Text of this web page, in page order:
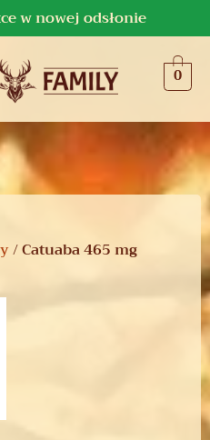
w nowej odsłonie
0
/ Catuaba 465 mg